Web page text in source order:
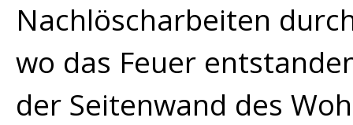
Nachlöscharbeiten
wo das Feuer
der Seitenwand des